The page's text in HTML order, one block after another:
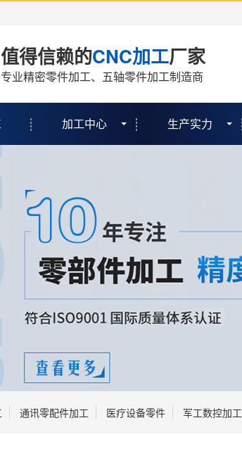
值得信赖的CNC加工厂家
专业精密零件加工、五轴零件加工制造商
加工中心 生产实力
通讯零配件加工 医疗设备零件 军工数控加工